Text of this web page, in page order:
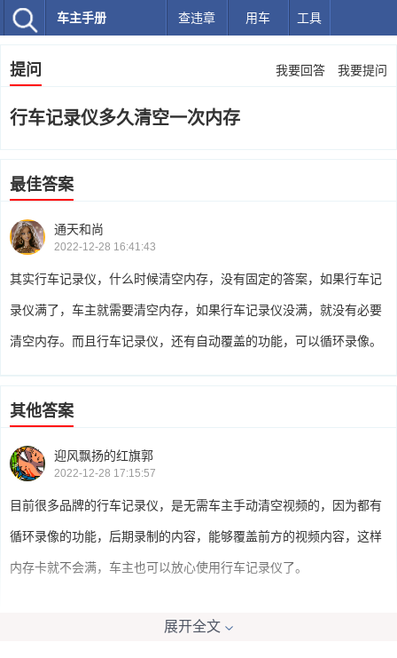
车主手册 查违章 用车 工具
提问 我要回答 我要提问
行车记录仪多久清空一次内存
最佳答案
通天和尚
2022-12-28 16:41:43
其实行车记录仪，什么时候清空内存，没有固定的答案，如果行车记
录仪满了，车主就需要清空内存，如果行车记录仪没满，就没有必要
清空内存。而且行车记录仪，还有自动覆盖的功能，可以循环录像。
其他答案
迎风飘扬的红旗郭
2022-12-28 17:15:57
目前很多品牌的行车记录仪，是无需车主手动清空视频的，因为都有
循环录像的功能，后期录制的内容，能够覆盖前方的视频内容，这样
内存卡就不会满，车主也可以放心使用行车记录仪了。
展开全文